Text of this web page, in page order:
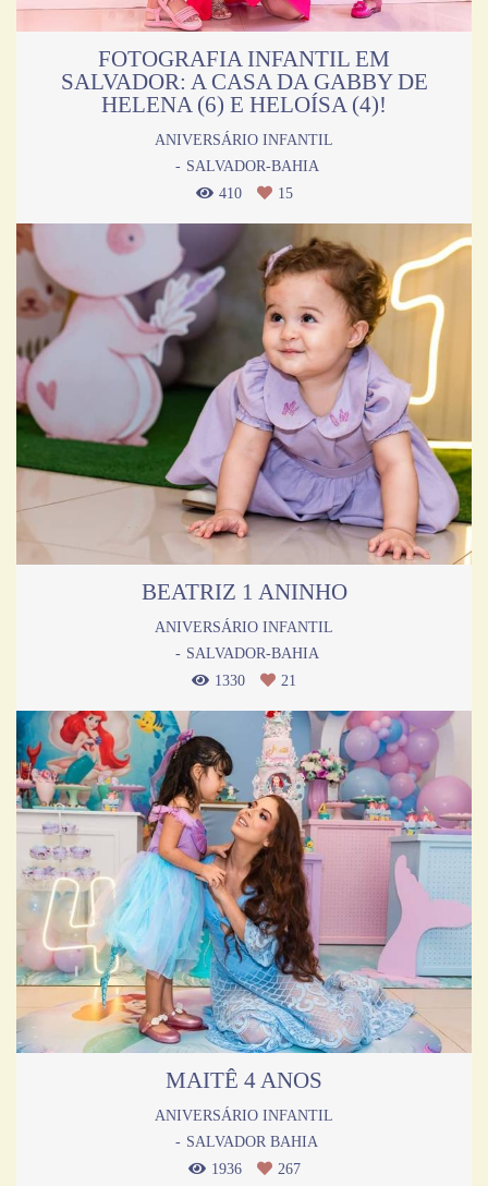
FOTOGRAFIA INFANTIL EM
SALVADOR: A CASA DA GABBY DE
HELENA (6) E HELOÍSA (4)!
ANIVERSÁRIO INFANTIL
SALVADOR-BAHIA
410
15
BEATRIZ 1 ANINHO
ANIVERSÁRIO INFANTIL
SALVADOR-BAHIA
1330
21
MAITÊ 4 ANOS
ANIVERSÁRIO INFANTIL
SALVADOR BAHIA
1936
267